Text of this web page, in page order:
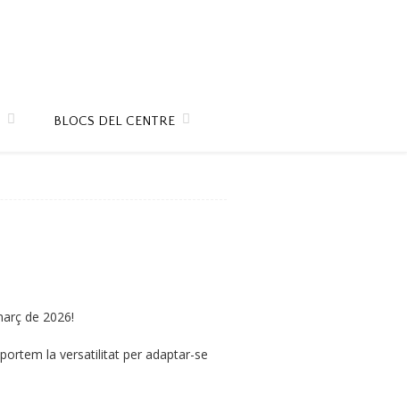
BLOCS DEL CENTRE
de 2026!
la versatilitat per adaptar-se